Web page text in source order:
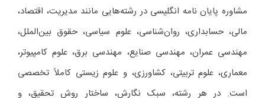
مشاوره پایان نامه انگلیسی در رشته‌هایی مانند مدیریت، اقتصاد،
مالی، حسابداری، روان‌شناسی، علوم سیاسی، حقوق بین‌الملل،
مهندسی عمران، مهندسی صنایع، مهندسی برق، علوم کامپیوتر،
معماری، علوم تربیتی، کشاورزی، و علوم زیستی کاملاً تخصصی
است. در هر رشته، سبک نگارش، ساختار روش تحقیق، و